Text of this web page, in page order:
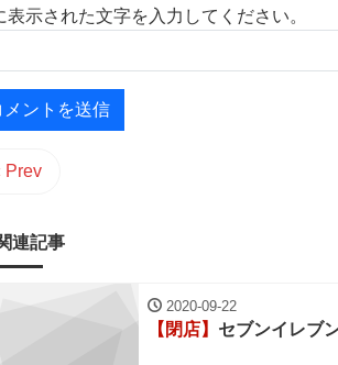
表示された文字を入力してください。
Prev
連記事
2020-09-22
【閉店】 セブンイレブ